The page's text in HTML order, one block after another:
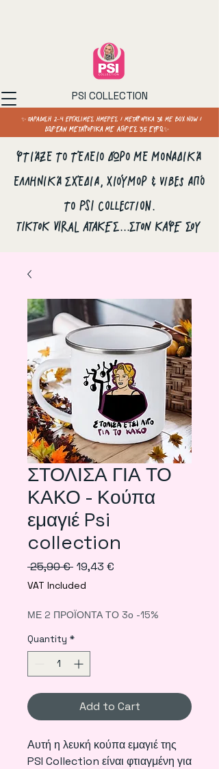
PSI COLLECTION
✨ ΠΑΡΑΔΟΣΗ 2–4 ΕΡΓΑΣΙΜΕΣ ΗΜΕΡΕΣ / ΜΕΤΑΦΟΡΙΚΑ 3€ ΜΕ BOX NOW /
ΔΩΡΕΑΝ ΜΕΤΑΦΟΡΙΚΑ ΜΕ ΑΓΟΡΕΣ 35 ΕΥΡΩ✨
Φτιάξε το τέλειο δώρο με μοναδικά
ελληνικά σχέδια, χιούμορ & vibes από
το PSI Collection.
ΤΙΚΤΟΚ VIRAL ΑΤΑΚΕΣ...ΣΤΟΝ ΚΑΦΕ ΣΟΥ
ΣΤΟΛΙΣΑ ΓΙΑ ΤΟ
ΚΑΚΟ - Κούπα
εμαγιέ Psi
collection
25,90 € Regular
Price
19,43 €
VAT Included
ΜΕ 2 ΠΡΟΪΟΝΤΑ ΤΟ 3ο -15%
Quantity *
Add to Cart
Αυτή η λευκή κούπα εμαγιέ της
PSI Collection είναι φτιαγμένη για